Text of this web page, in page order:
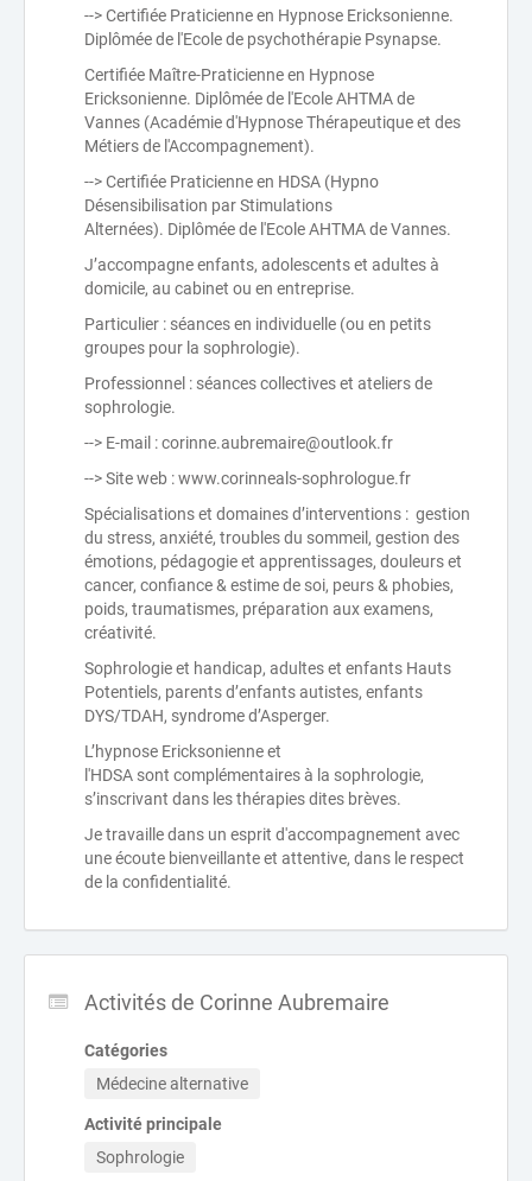
--> Certifiée Praticienne en Hypnose Ericksonienne.
Diplômée de l'Ecole de psychothérapie Psynapse.
Certifiée Maître-Praticienne en Hypnose
Ericksonienne. Diplômée de l'Ecole AHTMA de
Vannes (Académie d'Hypnose Thérapeutique et des
Métiers de l'Accompagnement).
--> Certifiée Praticienne en HDSA (Hypno
Désensibilisation par Stimulations
Alternées). Diplômée de l'Ecole AHTMA de Vannes.
J’accompagne enfants, adolescents et adultes à
domicile, au cabinet ou en entreprise.
Particulier : séances en individuelle (ou en petits
groupes pour la sophrologie).
Professionnel : séances collectives et ateliers de
sophrologie.
--> E-mail : corinne.aubremaire@outlook.fr
--> Site web : www.corinneals-sophrologue.fr
Spécialisations et domaines d’interventions : gestion
du stress, anxiété, troubles du sommeil, gestion des
émotions, pédagogie et apprentissages, douleurs et
cancer, confiance & estime de soi, peurs & phobies,
poids, traumatismes, préparation aux examens,
créativité.
Sophrologie et handicap, adultes et enfants Hauts
Potentiels, parents d’enfants autistes, enfants
DYS/TDAH, syndrome d’Asperger.
L’hypnose Ericksonienne et
l'HDSA sont complémentaires à la sophrologie,
s’inscrivant dans les thérapies dites brèves.
Je travaille dans un esprit d'accompagnement avec
une écoute bienveillante et attentive, dans le respect
de la confidentialité.
Activités de Corinne Aubremaire
Catégories
Médecine alternative
Activité principale
Sophrologie